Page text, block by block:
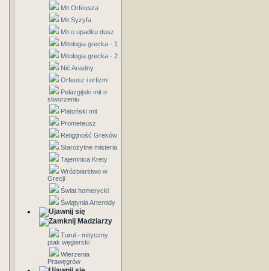
Mit Orfeusza
Mit Syzyfa
Mit o upadku dusz
Mitologia grecka - 1
Mitologia grecka - 2
Nić Ariadny
Orfeusz i orfizm
Pelazgijski mit o
stworzeniu
Platoński mit
Prometeusz
Religijność Greków
Starożytne misteria
Tajemnica Krety
Wróżbiarstwo w
Grecji
Świat homerycki
Świątynia Artemidy
Madziarzy
Turul - mityczny
ptak węgierski
Wierzenia
Prawęgrów